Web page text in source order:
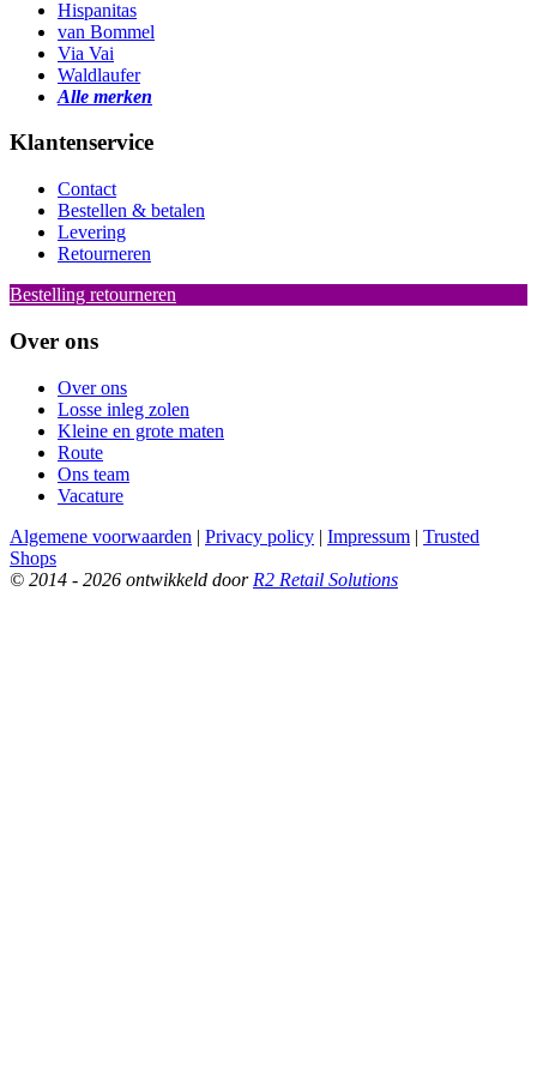
Hispanitas
van Bommel
Via Vai
Waldlaufer
Alle merken
Klantenservice
Contact
Bestellen & betalen
Levering
Retourneren
Bestelling retourneren
Over ons
Over ons
Losse inleg zolen
Kleine en grote maten
Route
Ons team
Vacature
Algemene voorwaarden | Privacy policy | Impressum | Trusted
Shops
© 2014 - 2026 ontwikkeld door R2 Retail Solutions